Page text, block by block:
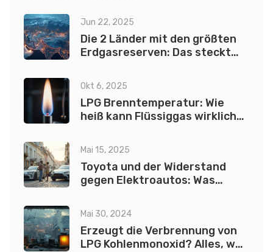
Jun 22, 2025
Die 2 Länder mit den größten
Erdgasreserven: Das steckt
Okt 6, 2025
LPG Brenntemperatur: Wie
heiß kann Flüssiggas wirklich
Mai 15, 2025
Toyota und der Widerstand
gegen Elektroautos: Was
Mai 30, 2024
Erzeugt die Verbrennung von
LPG Kohlenmonoxid? Alles, was